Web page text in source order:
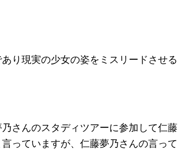
り現実の少女の姿をミスリードさせる
さんのスタディツアーに参加して仁藤
っていますが、仁藤夢乃さんの言って